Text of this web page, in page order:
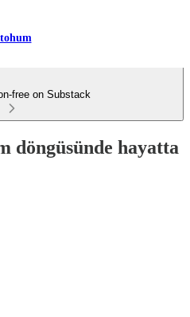
free on Substack
döngüsünde hayatta